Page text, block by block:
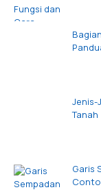
Jenis-
Tanah
Garis